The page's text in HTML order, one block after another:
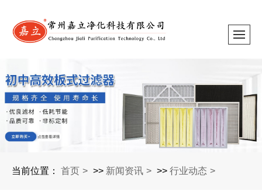
当前位置： 首页 >> 新闻资讯 >> 行业动态